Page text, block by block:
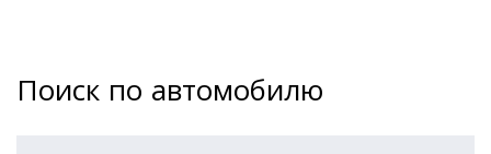
Поиск по автомобилю